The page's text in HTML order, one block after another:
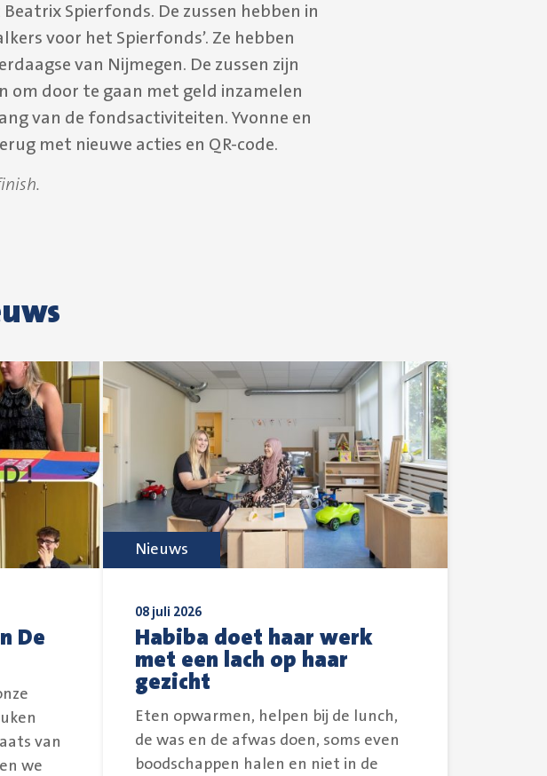
Spierfonds. De zussen hebben in
voor het Spierfonds’. Ze hebben
van Nijmegen. De zussen zijn
om door te gaan met geld inzamelen
van de fondsactiviteiten. Yvonne en
met nieuwe acties en QR-code.
De
van
we
Habiba doet haar werk
met een lach op haar
gezicht
08 juli 2026
Eten opwarmen, helpen bij de lunch,
de was en de afwas doen, soms even
boodschappen halen en niet in de
Nieuws